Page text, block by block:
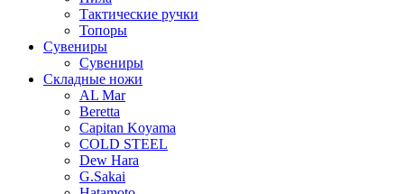
Тактические ручки
Топоры
Сувениры
Сувениры
Складные ножи
AL Mar
Beretta
Capitan Koyama
COLD STEEL
Dew Hara
G.Sakai